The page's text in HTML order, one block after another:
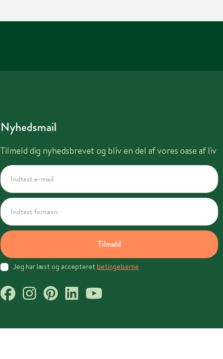
Nyhedsmail
Tilmeld dig nyhedsbrevet og bliv en del af vores oase af liv
Tilmeld
Jeg har læst og accepteret betingelserne